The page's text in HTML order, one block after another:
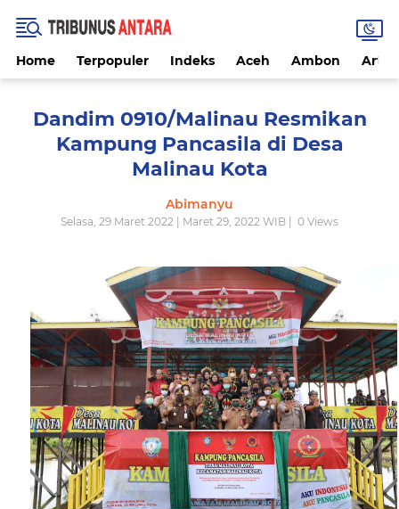
Home Terpopuler Indeks Aceh Ambon
Dandim 0910/Malinau Resmikan
Kampung Pancasila di Desa
Malinau Kota
Abimanyu
Selasa, 29 Maret 2022 | Maret 29, 2022 WIB | 0 Views